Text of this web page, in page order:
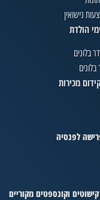
נישואין
הולדת
בלונים
בלונים
מכירות
לפנסיה